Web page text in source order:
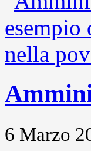
6 Marzo